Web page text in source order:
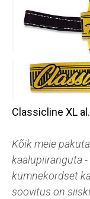
Classicline XL
Kõik meie
kaalupiiranguta
kümnekordset
soovitus on